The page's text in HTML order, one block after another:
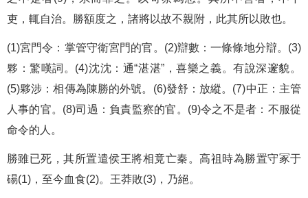
吏，輒自治。勝額度之，諸將以故不親附，此其所以敗也。
(1)宮門令：掌管守衛宮門的官。(2)辯數：一條條地分辯。(3)
夥：驚嘆詞。(4)沈沈：通“湛湛”，喜樂之義。有說深邃貌。
(5)夥涉：相傳為陳勝的外號。(6)發舒：放縱。(7)中正：主管
人事的官。(8)司過：負責監察的官。(9)令之不是者：不服從
命令的人。
勝雖已死，其所置遣侯王將相竟亡秦。高祖時為勝置守冢于
碭(1)，至今血食(2)。王莽敗(3)，乃絕。